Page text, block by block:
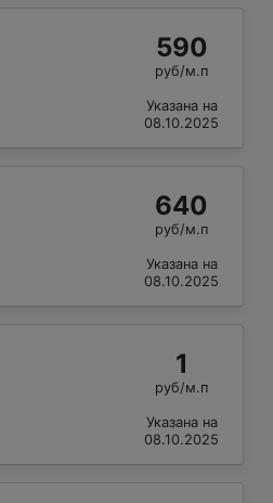
590
руб/м.п
Указана на
08.10.2025
640
руб/м.п
Указана на
08.10.2025
1
руб/м.п
Указана на
08.10.2025